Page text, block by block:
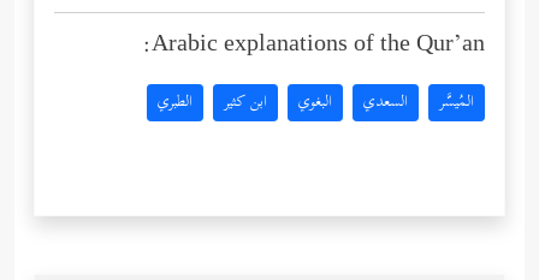
Arabic explanations of the Qur’an:
المُيسَّر السعدي البغوي ابن كثير الطبري